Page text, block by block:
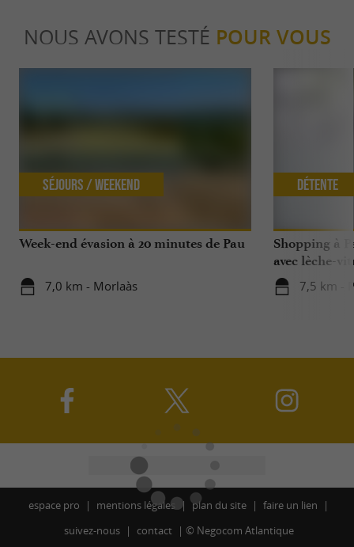
NOUS AVONS TESTÉ POUR VOUS
Week-end évasion à 20 minutes de Pau
7,0 km - Morlaàs
Séjours / Weekend
Shopping à
avec lèche-
7,5 km -
Détente
espace pro mentions légales plan du site
faire un lien
suivez-nous
contact © Negocom Atlantique